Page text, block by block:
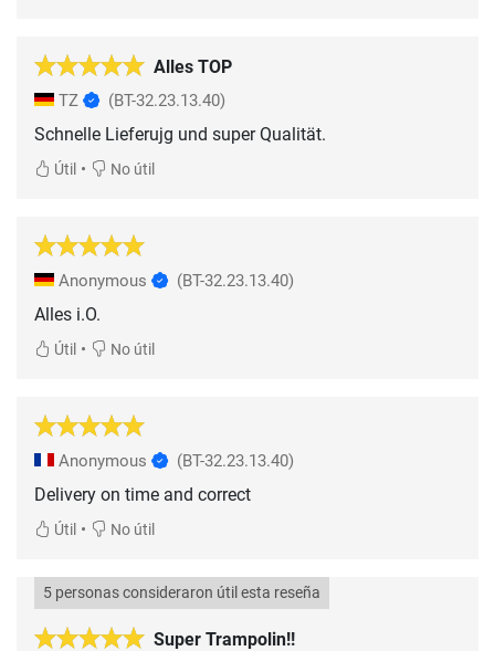
Alles TOP
TZ (BT-32.23.13.40)
Schnelle Lieferujg und super Qualität.
Útil • No útil
Anonymous (BT-32.23.13.40)
Alles i.O.
Útil • No útil
Anonymous (BT-32.23.13.40)
Delivery on time and correct
Útil • No útil
Super Trampolin!!
5 personas consideraron útil esta reseña